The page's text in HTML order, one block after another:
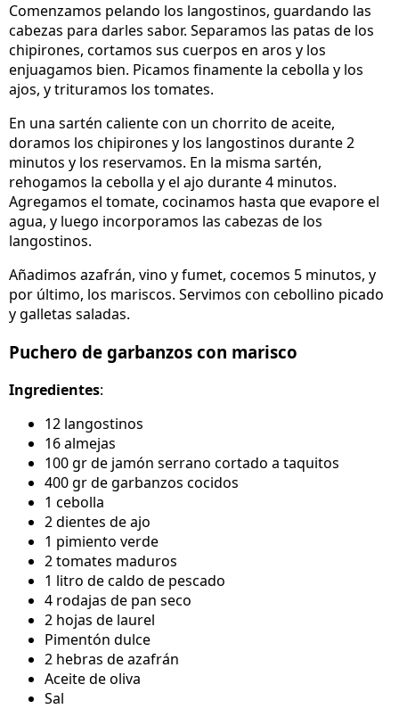
Comenzamos pelando los langostinos, guardando las
cabezas para darles sabor. Separamos las patas de los
chipirones, cortamos sus cuerpos en aros y los
enjuagamos bien. Picamos finamente la cebolla y los
ajos, y trituramos los tomates.
En una sartén caliente con un chorrito de aceite,
doramos los chipirones y los langostinos durante 2
minutos y los reservamos. En la misma sartén,
rehogamos la cebolla y el ajo durante 4 minutos.
Agregamos el tomate, cocinamos hasta que evapore el
agua, y luego incorporamos las cabezas de los
langostinos.
Añadimos azafrán, vino y fumet, cocemos 5 minutos, y
por último, los mariscos. Servimos con cebollino picado
y galletas saladas.
Puchero de garbanzos con marisco
Ingredientes:
12 langostinos
16 almejas
100 gr de jamón serrano cortado a taquitos
400 gr de garbanzos cocidos
1 cebolla
2 dientes de ajo
1 pimiento verde
2 tomates maduros
1 litro de caldo de pescado
4 rodajas de pan seco
2 hojas de laurel
Pimentón dulce
2 hebras de azafrán
Aceite de oliva
Sal